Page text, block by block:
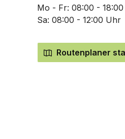
Mo - Fr: 08:00 -
Sa: 08:00 - 12:00 Uhr
Routenplaner